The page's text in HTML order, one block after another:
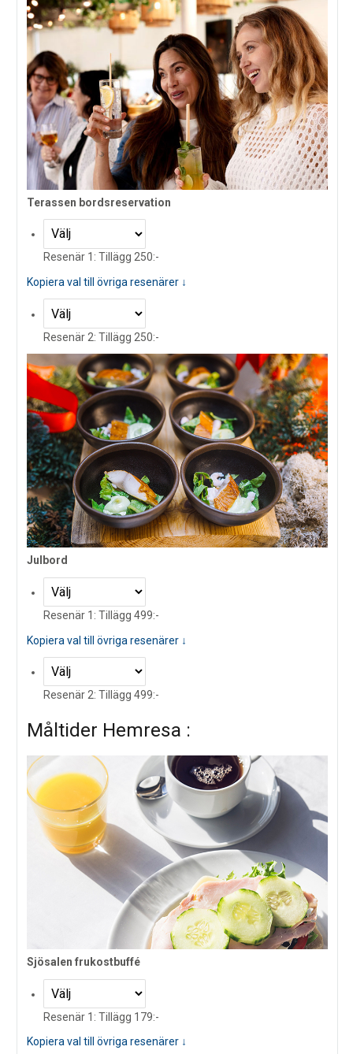
Terassen bordsreservation
Resenär 1: Tillägg 250:-
Kopiera val till övriga resenärer ↓
Resenär 2: Tillägg 250:-
Julbord
Resenär 1: Tillägg 499:-
Kopiera val till övriga resenärer ↓
Resenär 2: Tillägg 499:-
Måltider Hemresa :
Sjösalen frukostbuffé
Resenär 1: Tillägg 179:-
Kopiera val till övriga resenärer ↓